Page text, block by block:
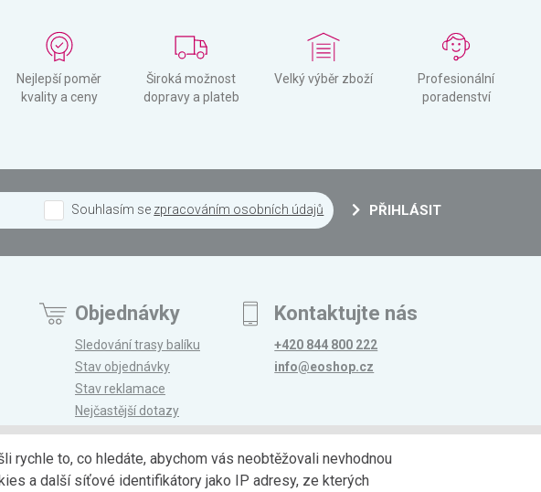
Nejlepší poměr
kvality a ceny
Široká možnost
dopravy a plateb
Velký výběr zboží
Profesionální
poradenství
Souhlasím se zpracováním osobních údajů PŘIHLÁSIT
Objednávky
Sledování trasy balíku
Stav objednávky
Stav reklamace
Nejčastější dotazy
Kontaktujte nás
+420 844 800 222
info@eoshop.cz
rychle to, co hledáte, abychom vás neobtěžovali nevhodnou
a další síťové identifikátory jako IP adresy, ze kterých